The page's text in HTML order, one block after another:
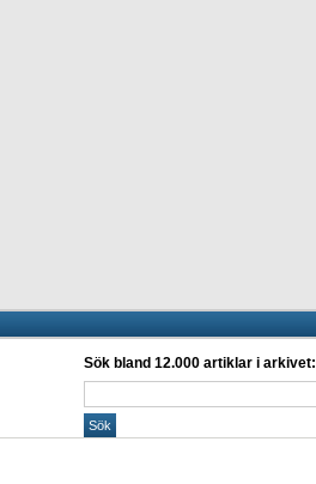
Sök bland 12.000 artiklar i arkivet: